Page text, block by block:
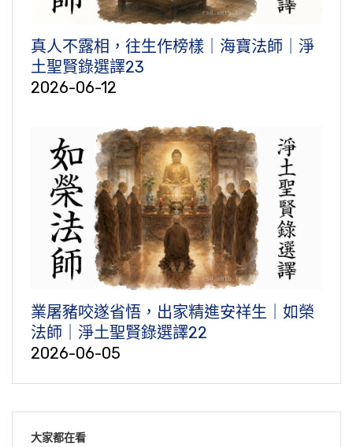
真人不露相，往生作榜樣｜海寶法師｜淨
土聖賢錄選譯23
2026-06-12
業屠豬咬遂省悟，出家精進安祥生｜如榮
法師｜淨土聖賢錄選譯22
2026-06-05
大家都在看